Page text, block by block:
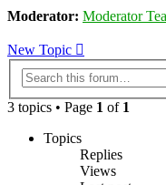
Moderator: Moderator
New Topic
3 topics • Page 1 of 1
Topics
Replies
Views